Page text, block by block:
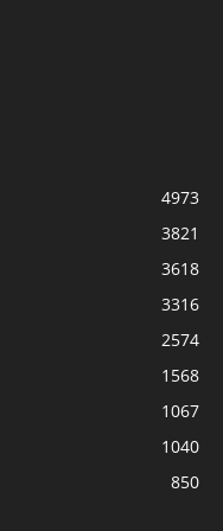
4973
3821
3618
3316
2574
1568
1067
1040
850